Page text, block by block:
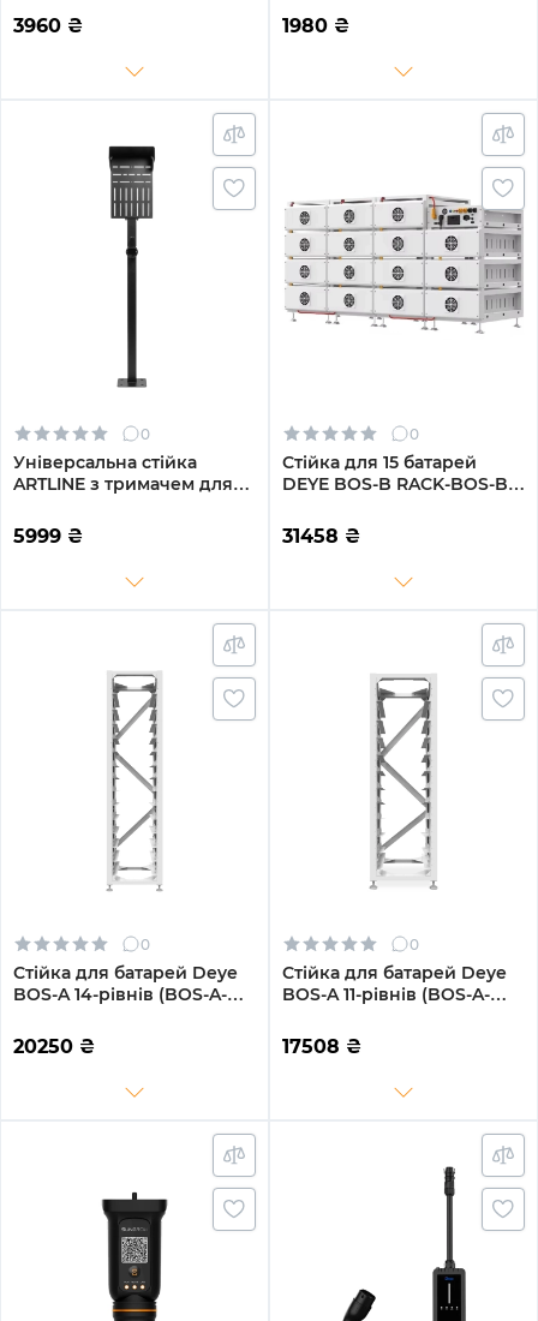
3-Ph, LoRa/RS485
3960 ₴ 1980 ₴
0
Універсальна стійка
ARTLINE з тримачем для
пристрою Bulk Black
(ARTLINE_CAR_CHR_HOLDER)
5999 ₴
0
Стійка для 15 батарей
DEYE BOS-B RACK-BOS-B
31458 ₴
0
Стійка для батарей Deye
BOS-A 14-рівнів (BOS-A-
20250 ₴
0
Стійка для батарей Deye
BOS-A 11-рівнів (BOS-A-
17508 ₴